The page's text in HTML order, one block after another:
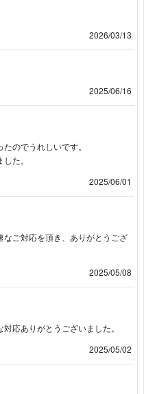
2026/03/13
2025/06/16
のでうれしいです。
た。
2025/06/01
なご対応を頂き、ありがとうござ
2025/05/08
応ありがとうございました。
2025/05/02